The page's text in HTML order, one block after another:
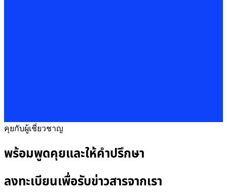
คุยกับผู้เชี่ยวชาญ
พร้อมพูดคุยและให้คำปรึกษา
ลงทะเบียนเพื่อรับข่าวสารจากเรา